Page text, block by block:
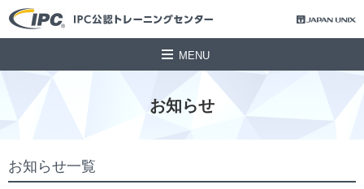
MENU
お知らせ
お知らせ一覧